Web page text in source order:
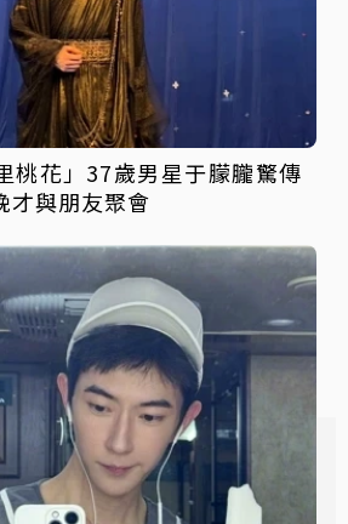
桃花」37歲男星于朦朧驚傳
與朋友聚會